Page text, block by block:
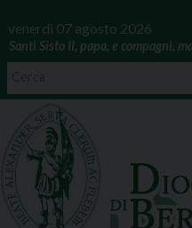
venerdì 07 agosto 2026
Santi Sisto II, papa, e compagni,